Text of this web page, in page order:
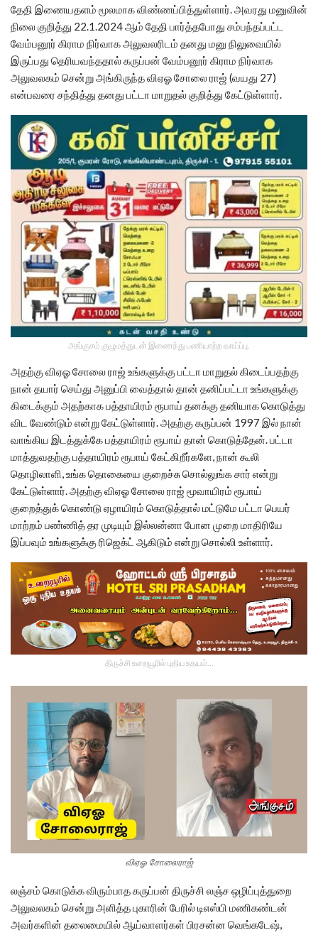
தேதி இணையதளம் மூலமாக விண்ணப்பித்துள்ளார். அவரது மனுவின்
நிலை குறித்து 22.1.2024 ஆம் தேதி பார்த்தபோது சம்பந்தப்பட்ட
வேம்பனூர் கிராம நிர்வாக அலுவலரிடம் தனது மனு நிலுவையில்
இருப்பது தெரியவந்ததால் கருப்பன் வேம்பனூர் கிராம நிர்வாக
அலுவலகம் சென்று அங்கிருந்த விஏஓ சோலை ராஜ் (வயது 27)
என்பவரை சந்தித்து தனது பட்டா மாறுதல் குறித்து கேட்டுள்ளார்.
அங்குசம் குழுமத்துடன் இணைந்து பணியாற்ற வாய்ப்பு.
அதற்கு விஏஓ சோலை ராஜ் உங்களுக்கு பட்டா மாறுதல் கிடைப்பதற்கு
நான் தயார் செய்து அனுப்பி வைத்தால் தான் தனிப்பட்டா உங்களுக்கு
கிடைக்கும் அதற்காக பத்தாயிரம் ரூபாய் தனக்கு தனியாக கொடுத்து
விட வேண்டும் என்று கேட்டுள்ளார். அதற்கு கருப்பன் 1997 இல் நான்
வாங்கிய இடத்துக்கே பத்தாயிரம் ரூபாய் தான் கொடுத்தேன். பட்டா
மாத்துவதற்கு பத்தாயிரம் ரூபாய் கேட்கிறீர்களே, நான் கூலி
தொழிலாளி, உங்க தொகையை குறைச்சு சொல்லுங்க சார் என்று
கேட்டுள்ளார். அதற்கு விஏஓ சோலை ராஜ் மூவாயிரம் ரூபாய்
குறைத்துக் கொண்டு ஏழாயிரம் கொடுத்தால் மட்டுமே பட்டா பெயர்
மாற்றம் பண்ணித் தர முடியும் இல்லன்னா போன முறை மாதிரியே
இப்பவும் உங்களுக்கு ரிஜெக்ட் ஆகிடும் என்று சொல்லி உள்ளார்.
திருச்சி உறையூரில் புதிய உதயம்...
விஏஓ சோலைராஜ்
லஞ்சம் கொடுக்க விரும்பாத கருப்பன் திருச்சி லஞ்ச ஒழிப்புத்துறை
அலுவலகம் சென்று அளித்த புகாரின் பேரில் டிஎஸ்பி மணிகண்டன்
அவர்களின் தலைமையில் ஆய்வாளர்கள் பிரசன்ன வெங்கடேஷ்,